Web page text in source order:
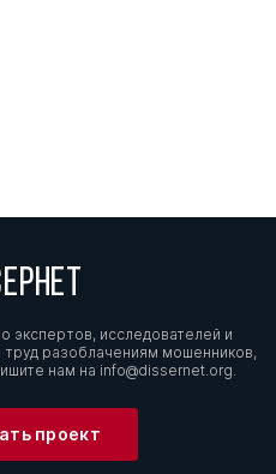
исследователей и
разоблачениям мошенников,
нам на info@dissernet.org.
проект